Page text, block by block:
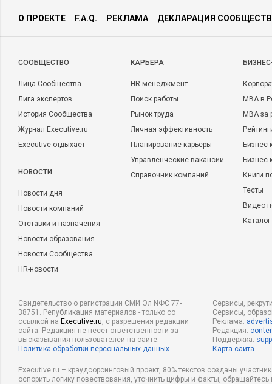
Смело объединяйте медийную и performance-рекламу,
результата от маркетинга. Но адекватно оценивайте свои
Читайте также:
МАРКЕТИНГ 9803
Как повысить эффективность
МАРКЕТИНГ
6
О ПРОЕКТЕ F.A.Q. РЕКЛАМА ДЕКЛАРАЦИЯ
CООБЩЕСТВО
Лица Сообщества
Лига экспертов
История Сообщества
Журнал Executive.ru
Executive отдыхает
НОВОСТИ
Новости дня
Новости компаний
Отставки и назначения
Новости образования
Новости Сообщества
HR-новости
КАРЬЕРА
HR-менеджмент
Поиск работы
Рынок труда
Личная эффективность
Планирование карьеры
Управленческие вакансии
Справочник компаний
MBA в
MBA
Бизнес-
Книги
Тесты
Видео
Свидетельство о регистрации СМИ Эл NФС 77-
38751. Републикация материалов - только со
ссылкой на Executive.ru, с разрешения редакции
сайта. Редакция не несет ответственности за
высказывания пользователей на сайте.
Политика обработки персональных данных
Сервисы,
Сервисы,
Реклама:
Редакция:
Поддержка:
Карта сайта
Executive.ru – краудсорсинговый проект, 80% текстов созданы
оспорить логику повествования, уточнить цифры и факты,